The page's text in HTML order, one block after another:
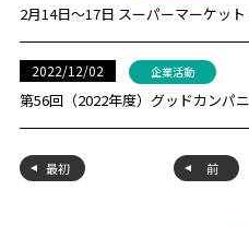
2月14日～17日 スーパーマーケッ
2022/12/02 企業活動
第56回（2022年度）グッドカンパ
最初 前